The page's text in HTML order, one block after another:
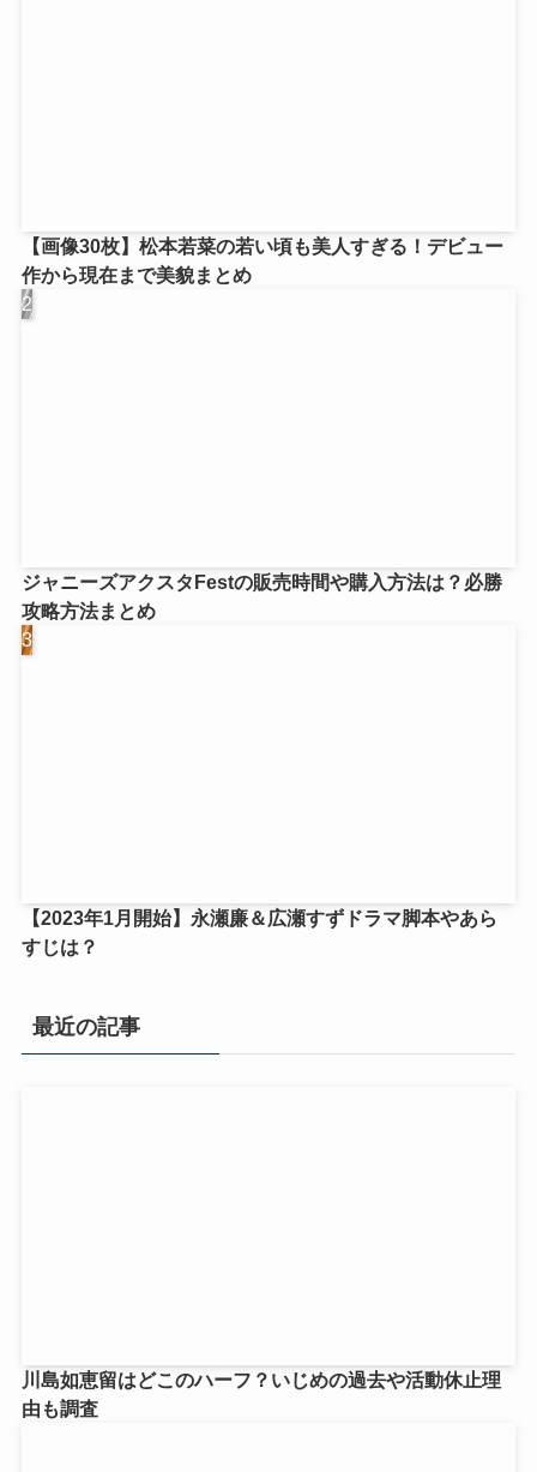
【画像30枚】松本若菜の若い頃も美人すぎる！デビュー
作から現在まで美貌まとめ
ジャニーズアクスタFestの販売時間や購入方法は？必勝
攻略方法まとめ
【2023年1月開始】永瀬廉＆広瀬すずドラマ脚本やあら
すじは？
最近の記事
川島如恵留はどこのハーフ？いじめの過去や活動休止理
由も調査